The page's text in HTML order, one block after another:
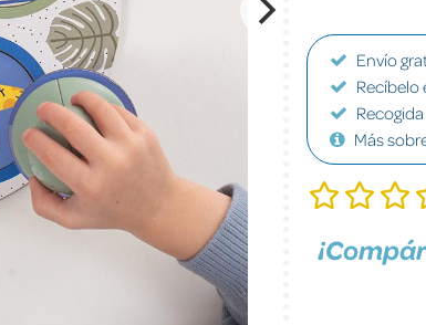
Envío
Recíbelo
Más